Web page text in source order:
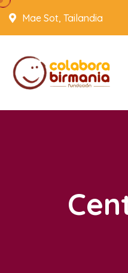
Mae Sot, Tailandia